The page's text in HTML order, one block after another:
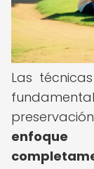
Las